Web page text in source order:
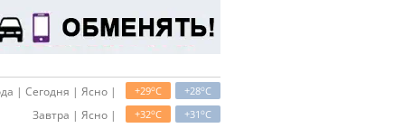
+28oC
+29oC
| Сегодня | Ясно |
+31oC
+32oC
Завтра | Ясно |